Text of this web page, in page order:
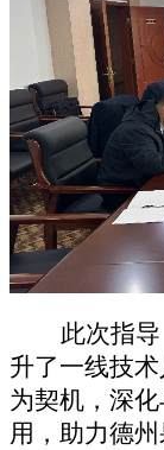
此次指
升了一线技
为契机，深
用，助力德